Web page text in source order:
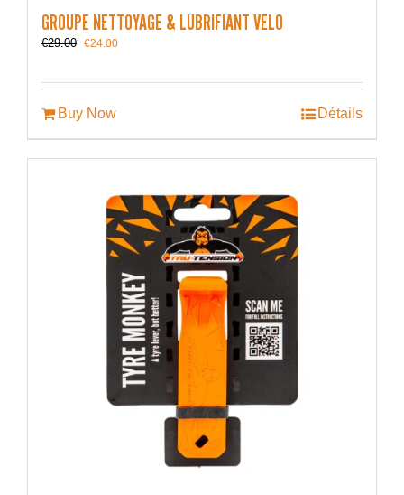
GROUPE NETTOYAGE & LUBRIFIANT VELO
€29.00 Le
était :
€29.00.
€24.00Le
est :
Buy Now Détails